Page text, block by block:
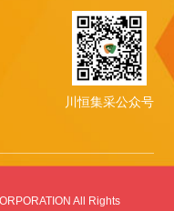
川恒集采公众号
All Rights